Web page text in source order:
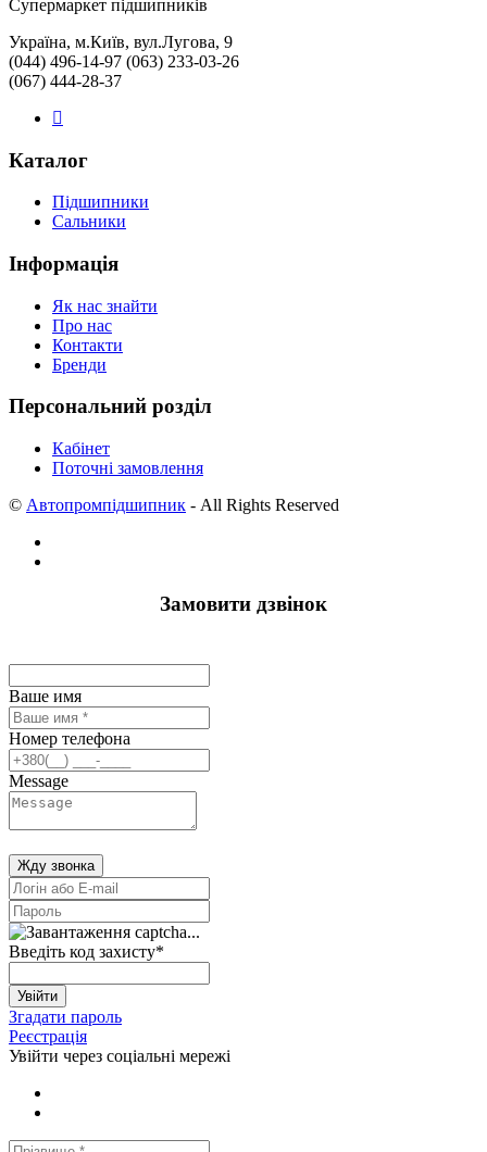
Cупермаркет підшипників
Україна, м.Київ, вул.Лугова, 9
(044) 496-14-97 (063) 233-03-26
(067) 444-28-37
Каталог
Підшипники
Сальники
Інформація
Як нас знайти
Про нас
Контакти
Бренди
Персональний розділ
Кабінет
Поточні замовлення
© Автопромпідшипник - All Rights Reserved
Замовити дзвінок
Ваше имя
Номер телефона
Message
Жду звонка
Введіть код захисту*
Увійти
Згадати пароль
Реєстрація
Увійти через соціальні мережі